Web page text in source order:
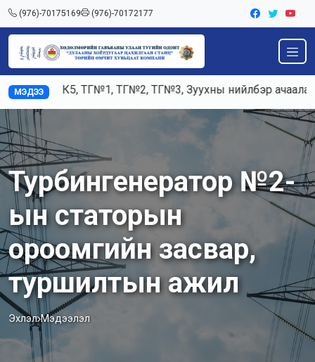
(976)-70175169 (976)-70172177
МЭДЭЭ
К3, К5, ТГ№1, ТГ№2, ТГ№3, Зуухны нийлбэр ачаалал
Турбингенератор №2-
ын статорын
ороомгийн засвар,
туршилтын ажил
Эхлэл Мэдээлэл